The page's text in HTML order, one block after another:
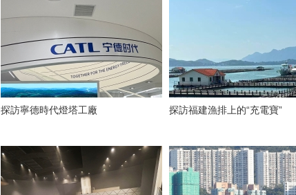
探訪寧德時代燈塔工廠 探訪福建漁排上的“充電寶”